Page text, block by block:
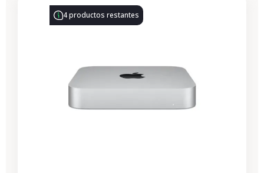
4 productos restantes